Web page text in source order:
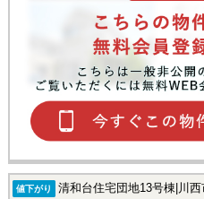
値下がり 清和台住宅団地13号棟|川